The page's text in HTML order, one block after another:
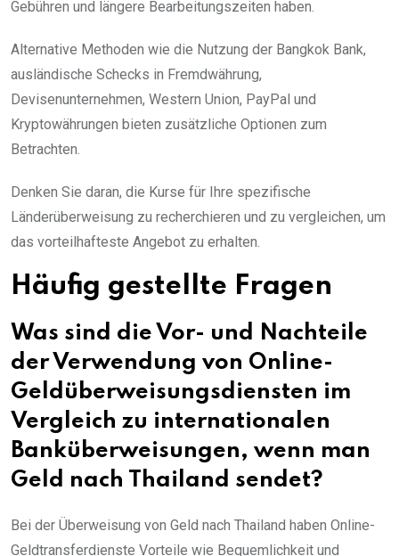
Gebühren und längere Bearbeitungszeiten haben.
Alternative Methoden wie die Nutzung der Bangkok Bank,
ausländische Schecks in Fremdwährung,
Devisenunternehmen, Western Union, PayPal und
Kryptowährungen bieten zusätzliche Optionen zum
Betrachten.
Denken Sie daran, die Kurse für Ihre spezifische
Länderüberweisung zu recherchieren und zu vergleichen, um
das vorteilhafteste Angebot zu erhalten.
Häufig gestellte Fragen
Was sind die Vor- und Nachteile
der Verwendung von Online-
Geldüberweisungsdiensten im
Vergleich zu internationalen
Banküberweisungen, wenn man
Geld nach Thailand sendet?
Bei der Überweisung von Geld nach Thailand haben Online-
Geldtransferdienste Vorteile wie Bequemlichkeit und